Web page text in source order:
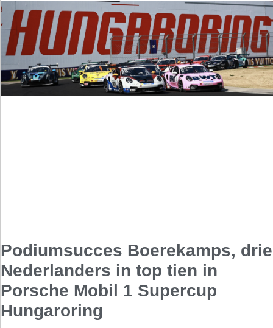
Podiumsucces Boerekamps, drie
Nederlanders in top tien in
Porsche Mobil 1 Supercup
Hungaroring